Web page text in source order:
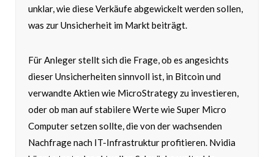
unklar, wie diese Verkäufe abgewickelt werden sollen,
was zur Unsicherheit im Markt beiträgt.
Für Anleger stellt sich die Frage, ob es angesichts
dieser Unsicherheiten sinnvoll ist, in Bitcoin und
verwandte Aktien wie MicroStrategy zu investieren,
oder ob man auf stabilere Werte wie Super Micro
Computer setzen sollte, die von der wachsenden
Nachfrage nach IT-Infrastruktur profitieren. Nvidia